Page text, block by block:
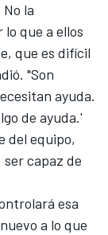
la
que a ellos
que es difícil
"Son
ayuda.
de ayuda.'
del equipo,
capaz de
esa
a lo que